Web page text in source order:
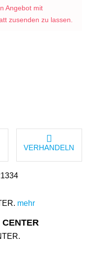
Angebot mit
zusenden zu lassen.
VERHANDELN
mehr